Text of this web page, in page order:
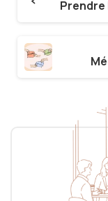
Reading